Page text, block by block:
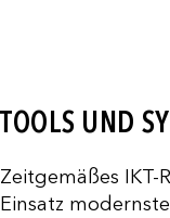
TOOLS UND
Zeitgemäßes
Einsatz